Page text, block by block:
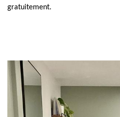
gratuitement.